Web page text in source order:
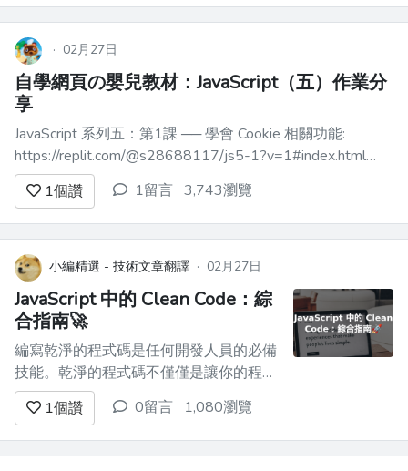
· 02月27日
自學網頁の嬰兒教材：JavaScript（五）作業分
享
JavaScript 系列五：第1課 ── 學會 Cookie 相關功能:
https://replit.com/@s28688117/js5-1?v=1#index.html
JavaScript 系列五：第2課 ── 學會 Local Storage 相關功能:
https://jsf...
1個讚 1留言 3,743瀏覽
小編精選 - 技術文章翻譯 · 02月27日
JavaScript 中的 Clean Code：綜
合指南🚀
編寫乾淨的程式碼是任何開發人員的必備
技能。乾淨的程式碼不僅僅是讓你的程式
碼可以工作，它還意味著讓它優雅、有效
率地工作，並且讓其他開發人員（包括你
未來的自己）可以輕鬆理解和維護。在本
綜合指南中，我們將探討編寫乾淨
1個讚 0留言 1,080瀏覽